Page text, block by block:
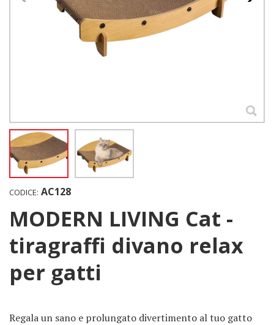
CODICE: AC128
MODERN LIVING Cat -
tiragraffi divano relax
per gatti
Regala un sano e prolungato divertimento al tuo gatto